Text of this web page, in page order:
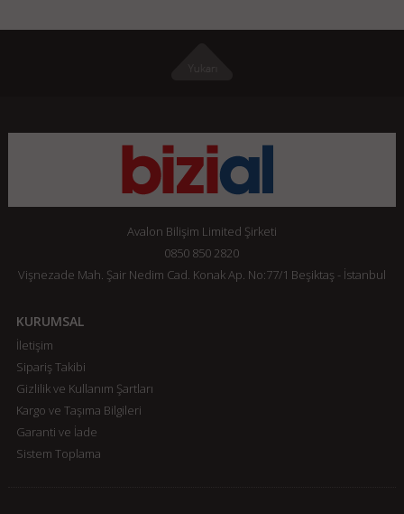
Avalon Bilişim Limited Şirketi
0850 850 2820
Vişnezade Mah. Şair Nedim Cad. Konak Ap. No:77/1 Beşiktaş - İstanbul
KURUMSAL
İletişim
Sipariş Takibi
Gizlilik ve Kullanım Şartları
Kargo ve Taşıma Bilgileri
Garanti ve İade
Sistem Toplama